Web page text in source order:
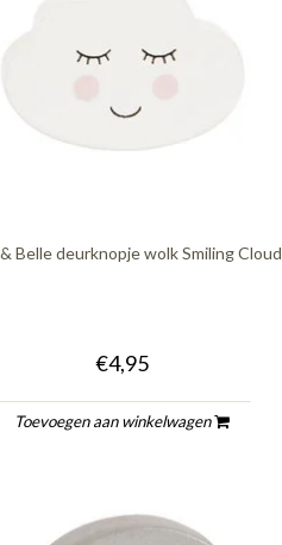
Belle deurknopje wolk Smiling Cloud
€4,95
Toevoegen aan winkelwagen